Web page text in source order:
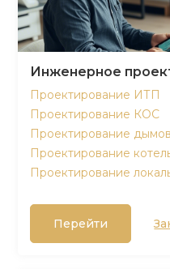
Инженерное
Проектирование ИТП
Проектирование КОС
Проектирование
Проектирование
Проектирование
Перейти